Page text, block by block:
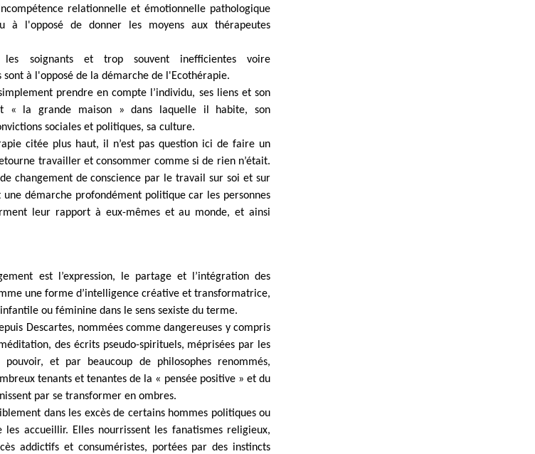
relationnelle et émotionnelle pathologique
à l'opposé de donner les moyens aux thérapeutes
les soignants et trop souvent inefficientes voire
à l'opposé de la démarche de l'Ecothérapie.
prendre en compte l’individu, ses liens et son
« la grande maison » dans laquelle il habite, son
sociales et politiques, sa culture.
citée plus haut, il n’est pas question ici de faire un
travailler et consommer comme si de rien n’était.
changement de conscience par le travail sur soi et sur
une démarche profondément politique car les personnes
leur rapport à eux-mêmes et au monde, et ainsi
est l’expression, le partage et l’intégration des
une forme d’intelligence créative et transformatrice,
ou féminine dans le sens sexiste du terme.
Descartes, nommées comme dangereuses y compris
des écrits pseudo-spirituels, méprisées par les
et par beaucoup de philosophes renommés,
tenants et tenantes de la « pensée positive » et du
par se transformer en ombres.
dans les excès de certains hommes politiques ou
les accueillir. Elles nourrissent les fanatismes religieux,
addictifs et consuméristes, portées par des instincts